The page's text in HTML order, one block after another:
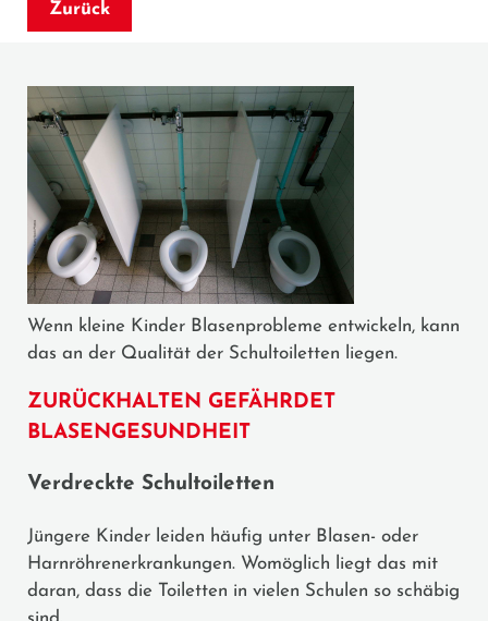
Zurück
Wenn kleine Kinder Blasenprobleme entwickeln, kann
das an der Qualität der Schultoiletten liegen.
ZURÜCKHALTEN GEFÄHRDET
BLASENGESUNDHEIT
Verdreckte Schultoiletten
Jüngere Kinder leiden häufig unter Blasen- oder
Harnröhrenerkrankungen. Womöglich liegt das mit
daran, dass die Toiletten in vielen Schulen so schäbig